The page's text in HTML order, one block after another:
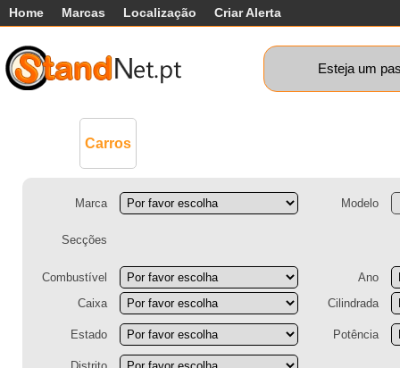
Home Marcas Localização Criar Alerta
Esteja um
Carros
Marca Modelo
Secções
Combustível
Ano
Caixa
Cilindrada
Estado Potência